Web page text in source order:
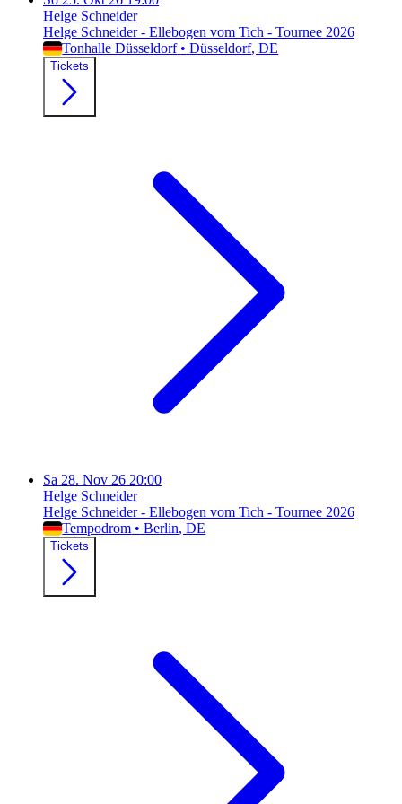
Helge Schneider
Helge Schneider - Ellebogen vom Tich - Tournee 2026
Tonhalle Düsseldorf • Düsseldorf, DE
Tickets
Sa 28. Nov 26 20:00
Helge Schneider
Helge Schneider - Ellebogen vom Tich - Tournee 2026
Tempodrom • Berlin, DE
Tickets